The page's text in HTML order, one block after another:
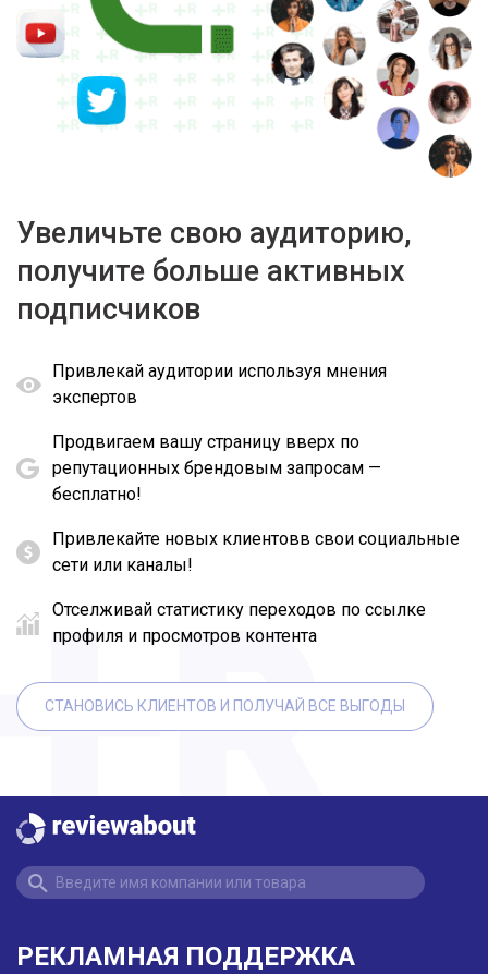
Увеличьте свою аудиторию,
получите больше активных
подписчиков
Привлекай аудитории используя мнения
экспертов
Продвигаем вашу страницу вверх по
репутационных брендовым запросам —
бесплатно!
Привлекайте новых клиентовв свои социальные
сети или каналы!
Отселживай статистику переходов по ссылке
профиля и просмотров контента
СТАНОВИСЬ КЛИЕНТОВ И ПОЛУЧАЙ ВСЕ ВЫГОДЫ
РЕКЛАМНАЯ ПОДДЕРЖКА